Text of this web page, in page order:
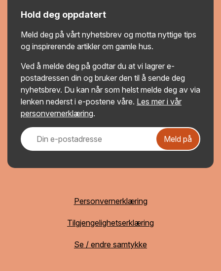
Hold deg oppdatert
Meld deg på vårt nyhetsbrev og motta nyttige tips
og inspirerende artikler om gamle hus.
Ved å melde deg på godtar du at vi lagrer e-
postadressen din og bruker den til å sende deg
nyhetsbrev. Du kan når som helst melde deg av via
lenken nederst i e-postene våre. Les mer i vår
personvernerklæring.
Meld på
Personvernerklæring
Tilgjengelighetserklæring
Se / endre samtykke